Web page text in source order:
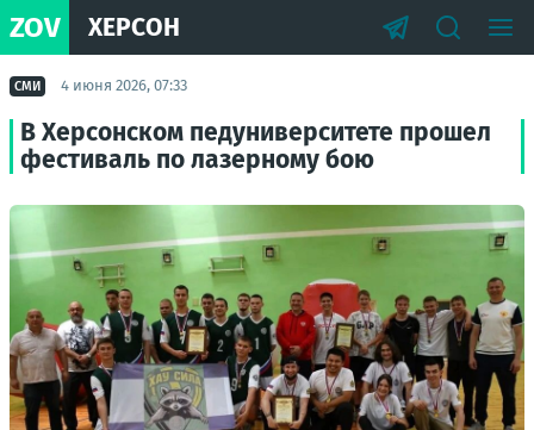
ZOV ХЕРСОН
СМИ 4 июня 2026, 07:33
В Херсонском педуниверситете прошел
фестиваль по лазерному бою